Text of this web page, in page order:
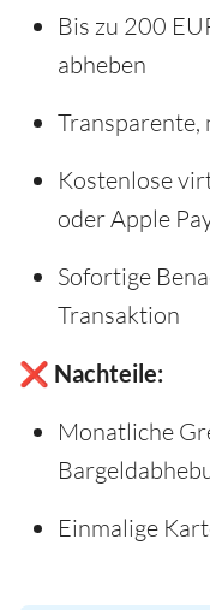
Bis zu 200
abheben
Transparente,
Kostenlose
oder Apple
Sofortige
Transaktion
❌ Nachteile:
Monatliche
Einmalige